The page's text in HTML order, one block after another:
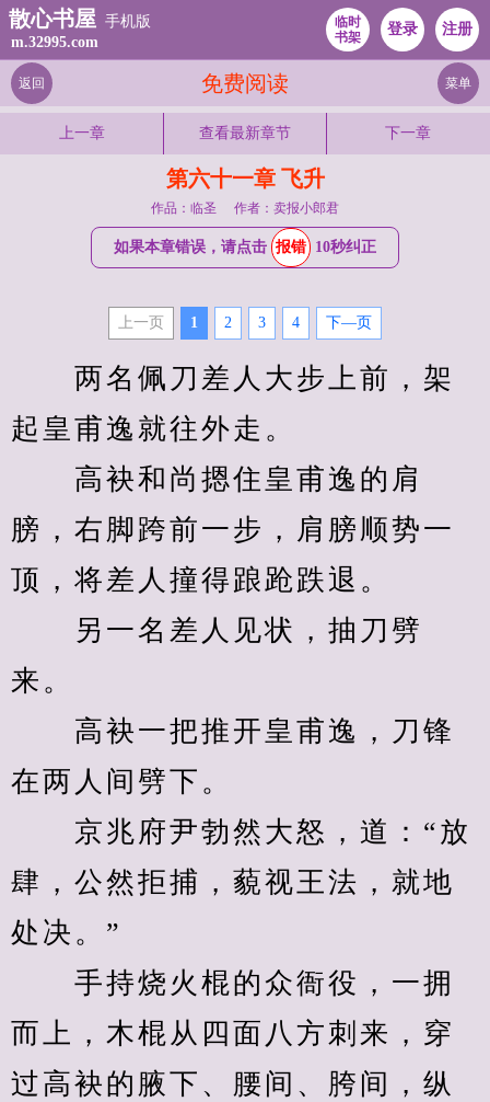
散心书屋 手机版
m.32995.com
临时
书架
登录 注册
免费阅读
返回 菜单
上一章 查看最新章节 下一章
第六十一章 飞升
作品：临圣 作者：卖报小郎君
如果本章错误，请点击 报错 10秒纠正
上一页 1 2 3 4 下—页
两名佩刀差人大步上前，架
起皇甫逸就往外走。
高袂和尚摁住皇甫逸的肩
膀，右脚跨前一步，肩膀顺势一
顶，将差人撞得踉跄跌退。
另一名差人见状，抽刀劈
来。
高袂一把推开皇甫逸，刀锋
在两人间劈下。
京兆府尹勃然大怒，道：“放
肆，公然拒捕，藐视王法，就地
处决。”
手持烧火棍的众衙役，一拥
而上，木棍从四面八方刺来，穿
过高袂的腋下、腰间、胯间，纵